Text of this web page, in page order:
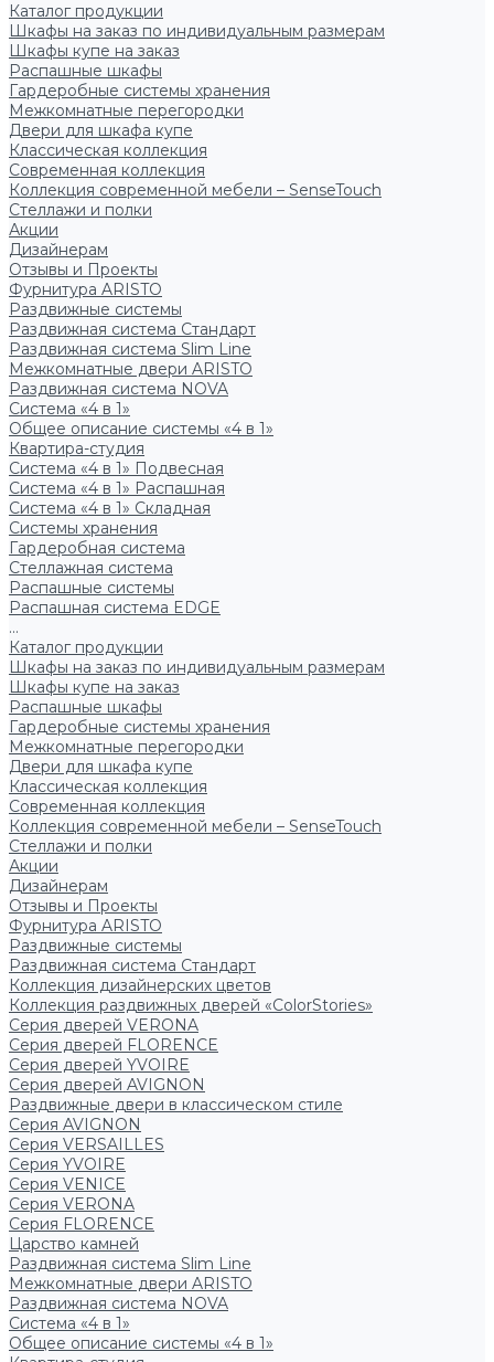
Каталог продукции
Шкафы на заказ по индивидуальным размерам
Шкафы купе на заказ
Распашные шкафы
Гардеробные системы хранения
Межкомнатные перегородки
Двери для шкафа купе
Классическая коллекция
Современная коллекция
Коллекция современной мебели – SenseTouch
Стеллажи и полки
Акции
Дизайнерам
Отзывы и Проекты
Фурнитура ARISTO
Раздвижные системы
Раздвижная система Стандарт
Раздвижная система Slim Line
Межкомнатные двери ARISTO
Раздвижная система NOVA
Система «4 в 1»
Общее описание системы «4 в 1»
Квартира-студия
Система «4 в 1» Подвесная
Система «4 в 1» Распашная
Система «4 в 1» Складная
Системы хранения
Гардеробная система
Стеллажная система
Распашные системы
Распашная система EDGE
...
Каталог продукции
Шкафы на заказ по индивидуальным размерам
Шкафы купе на заказ
Распашные шкафы
Гардеробные системы хранения
Межкомнатные перегородки
Двери для шкафа купе
Классическая коллекция
Современная коллекция
Коллекция современной мебели – SenseTouch
Стеллажи и полки
Акции
Дизайнерам
Отзывы и Проекты
Фурнитура ARISTO
Раздвижные системы
Раздвижная система Стандарт
Коллекция дизайнерских цветов
Коллекция раздвижных дверей «ColorStories»
Серия дверей VERONA
Серия дверей FLORENCE
Серия дверей YVOIRE
Серия дверей AVIGNON
Раздвижные двери в классическом стиле
Серия AVIGNON
Серия VERSAILLES
Серия YVOIRE
Серия VENICE
Серия VERONA
Серия FLORENCE
Царство камней
Раздвижная система Slim Line
Межкомнатные двери ARISTO
Раздвижная система NOVA
Система «4 в 1»
Общее описание системы «4 в 1»